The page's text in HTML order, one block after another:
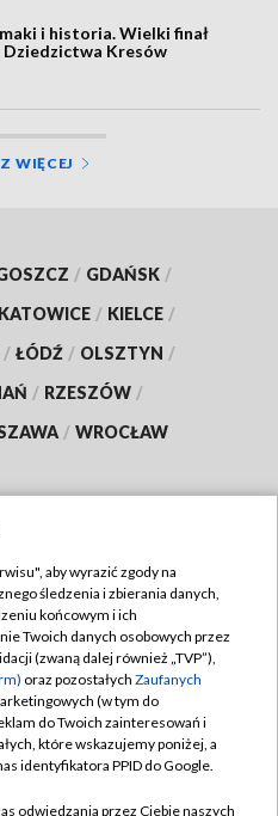
i historia. Wielki finał
Dziedzictwa Kresów
WIĘCEJ
/ GDAŃSK /
KATOWICE / KIELCE /
/ ŁÓDŹ / OLSZTYN /
/ RZESZÓW /
/ WROCŁAW
TVP
TVP
zgody
aby wyrazić zgody na
śledzenia i zbierania danych,
końcowym i ich
Twoich danych osobowych przez
(zwaną dalej również „TVP”),
oraz pozostałych Zaufanych
(w tym do
do Twoich zainteresowań i
które wskazujemy poniżej, a
identyfikatora PPID do Google.
odwiedzania przez Ciebie naszych